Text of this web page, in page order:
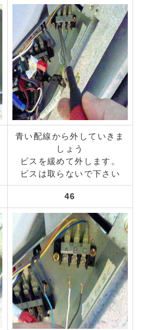
青い配線から外していきま
しょう
ビスを緩めて外します。
ビスは取らないで下さい
46